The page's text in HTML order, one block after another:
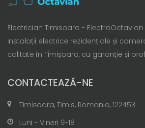
Electrician Timisoara - ElectroOctavian
instalații electrice rezidențiale și
calitate în Timișoara, cu garanție și
CONTACTEAZĂ-NE
Timisoara, Timis, Romania, 122453
Luni - Vineri 9-18